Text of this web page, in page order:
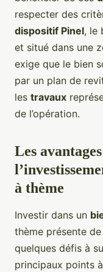
respecter des
dispositif Pinel, le
et situé dans une
exige que le bien
par un plan de
les travaux
de l’opération.
Les
à thème
Investir dans un
thème présente
quelques défis à
principaux points